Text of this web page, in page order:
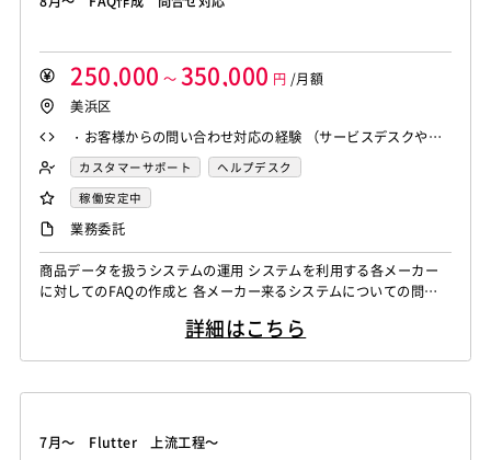
250,000 ～ 350,000 円 /月額
美浜区
・お客様からの問い合わせ対応の経験 （サービスデスクやヘ
ルプデスクの経験でOK） ・FAQの作成経験 ・お客様も居る環
境での勤務の為、ビジネスマナーや協調性がある方
カスタマーサポート
ヘルプデスク
稼働安定中
業務委託
商品データを扱うシステムの運用 システムを利用する各メーカー
に対してのFAQの作成と 各メーカー来るシステムについての問い
詳細はこちら
7月～ Flutter 上流工程～